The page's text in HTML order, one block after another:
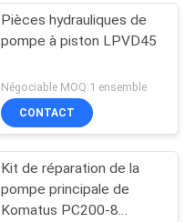
Pièces hydrauliques de
pompe à piston LPVD45
Négociable MOQ:1 ensemble
CONTACT
Kit de réparation de la
pompe principale de
Komatus PC200-8